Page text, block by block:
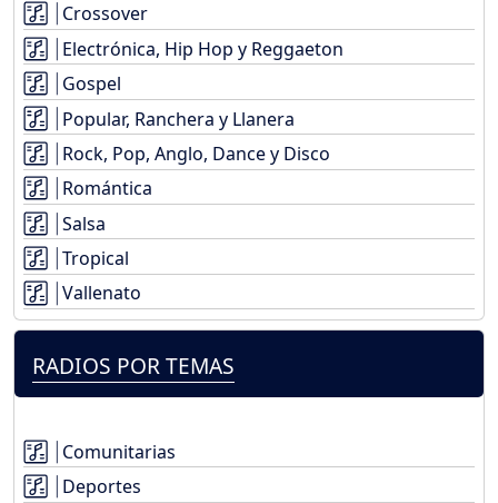
Crossover
Electrónica, Hip Hop y Reggaeton
Gospel
Popular, Ranchera y Llanera
Rock, Pop, Anglo, Dance y Disco
Romántica
Salsa
Tropical
Vallenato
RADIOS POR TEMAS
Comunitarias
Deportes